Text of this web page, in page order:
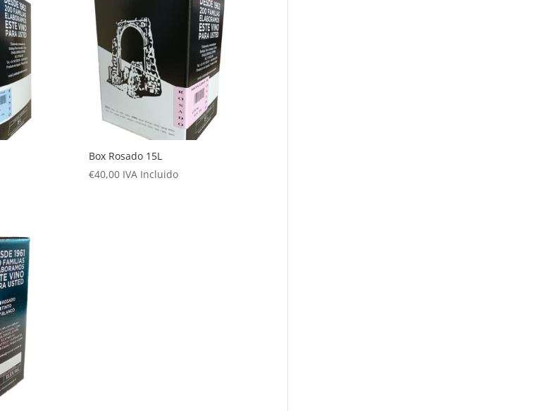
Box Rosado 15L
€40,00 IVA Incluido